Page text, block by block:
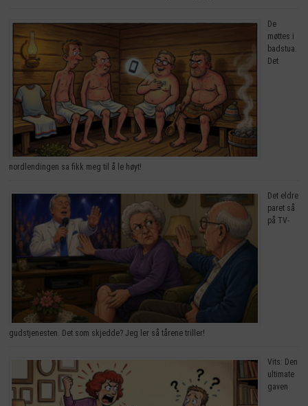
De
møttes i
badstua.
Det
nordlendingen sa fikk meg til å le høyt!
Det eldre
paret så
på TV-
gudstjenesten. Det som skjedde? Jeg ler så tårene triller!
Vits: Den
ultimate
gaven